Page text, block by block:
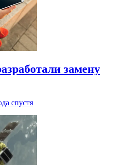
замену
спустя